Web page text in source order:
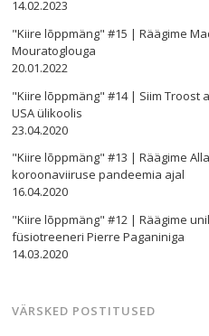
14.02.2023
"Kiire lõppmäng" #15 | Räägime
Mouratoglouga
20.01.2022
"Kiire lõppmäng" #14 | Siim Troost
USA ülikoolis
23.04.2020
"Kiire lõppmäng" #13 | Räägime
koroonaviiruse pandeemia ajal
16.04.2020
"Kiire lõppmäng" #12 | Räägime
füsiotreeneri Pierre Paganiniga
14.03.2020
VÄRSKED POSTITUSED